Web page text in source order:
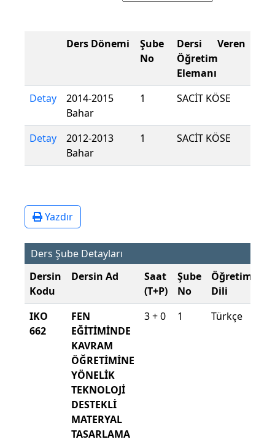
Ders Dönemi
Şube
No
Dersi Veren
Öğretim
Elemanı
Detay
2014-2015
Bahar
1 SACİT KÖSE
Detay
2012-2013
Bahar
1 SACİT KÖSE
Yazdır
Ders Şube Detayları
Dersin
Kodu
Dersin Ad
Saat
(T+P)
Şube
No
Öğretim
Dili
IKO
662
FEN
EĞİTİMİNDE
KAVRAM
ÖĞRETİMİNE
YÖNELİK
TEKNOLOJİ
DESTEKLİ
MATERYAL
TASARLAMA
3 + 0 1 Türkçe